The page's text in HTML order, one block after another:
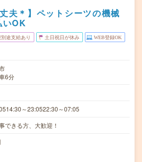
夫＊】ペットシーツの機械
いOK
途支給あり 土日祝日が休み WEB登録OK
6分
～23:0522:30～07:05
できる方、大歓迎！